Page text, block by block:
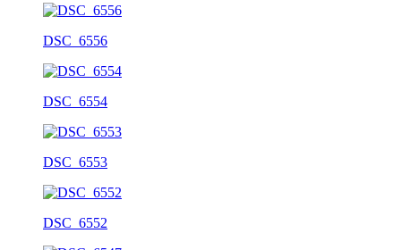
DSC_6556
DSC_6554
DSC_6553
DSC_6552